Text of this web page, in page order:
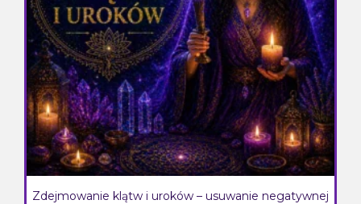
Zdejmowanie klątw i uroków – usuwanie negatywnej